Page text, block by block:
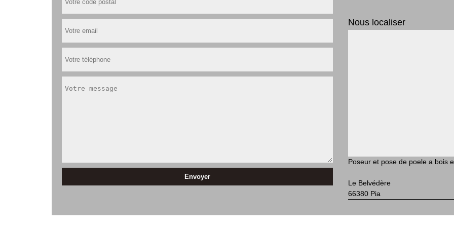
Nous localiser
Poseur et pose de poele a bois
Le Belvédère
66380 Pia